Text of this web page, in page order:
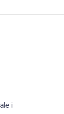
i